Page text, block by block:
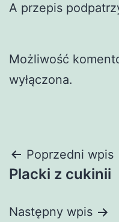
A przepis
Możliwość
wyłączona.
Nawigacja
wpisu
Poprzedni wpis
Placki z cukinii
Następny wpis